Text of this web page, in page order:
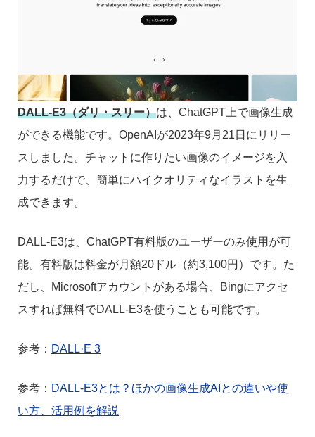
DALL-E3（ダリ・スリー）は、ChatGPT上で画像生成
ができる機能です。OpenAIが2023年9月21日にリリー
スしました。チャットに作りたい画像のイメージを入
力するだけで、簡単にハイクオリティなイラストを生
成できます。
DALL-E3は、ChatGPT有料版のユーザーのみ使用が可
能。有料版は料金が月額20ドル（約3,100円）です。た
だし、Microsoftアカウントがある場合、Bingにアクセ
スすれば無料でDALL-E3を使うことも可能です。
参考： DALL·E 3
参考： DALL-E3とは？ほかの画像生成AIとの違いや使
い方、活用例を解説